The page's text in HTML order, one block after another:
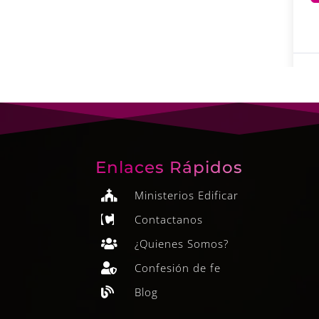
Enlaces Rápidos
 Ministerios Edificar
 Contactanos
 ¿Quienes Somos?
 Confesión de fe
 Blog